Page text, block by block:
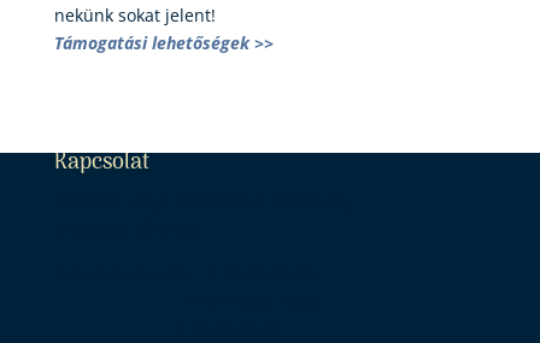
nekünk sokat jelent!
Támogatási lehetőségek >>
Kapcsolat